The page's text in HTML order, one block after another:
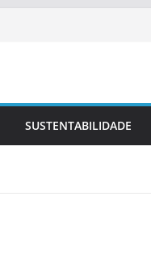
SUSTENTABILIDADE